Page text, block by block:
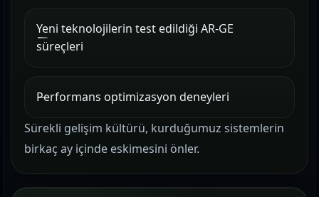
Yeni teknolojilerin test edildiği AR-GE
süreçleri
Performans optimizasyon deneyleri
Sürekli gelişim kültürü, kurduğumuz sistemlerin
birkaç ay içinde eskimesini önler.